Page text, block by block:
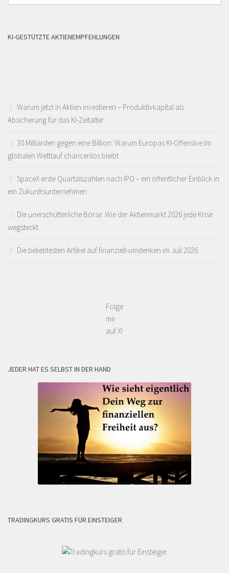
KI-GESTÜTZTE AKTIENEMPFEHLUNGEN
Warum jetzt in Aktien investieren – Produktivkapital als
Absicherung für das KI-Zeitalter
30 Milliarden gegen eine Billion: Warum Europas KI-Offensive im
globalen Wettlauf chancenlos bleibt
SpaceX erste Quartalszahlen nach IPO – ein öffentlicher Einblick in
ein Zukunftsunternehmen
Die unerschütterliche Börse: Wie der Aktienmarkt 2026 jede Krise
wegsteckt
Die beliebtesten Artikel auf finanziell-umdenken im Juli 2026
Folge
mir
auf X!
JEDER HAT ES SELBST IN DER HAND
TRADINGKURS GRATIS FÜR EINSTEIGER